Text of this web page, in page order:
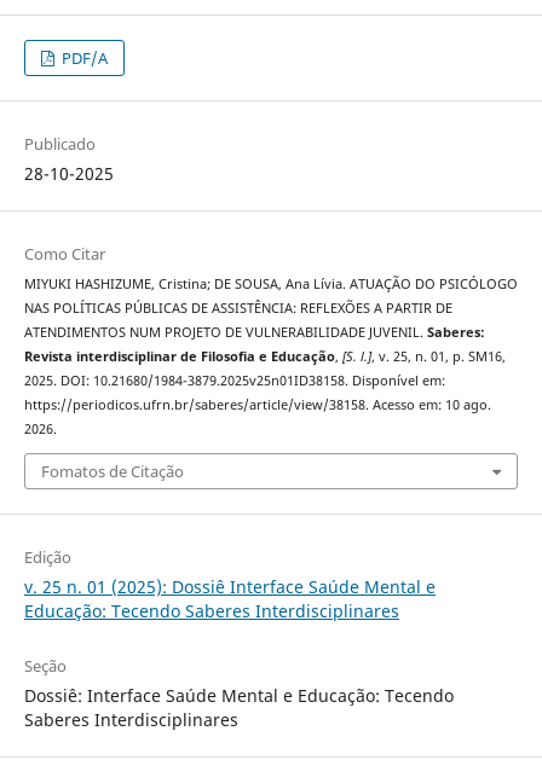
PDF/A
Publicado
28-10-2025
Como Citar
MIYUKI HASHIZUME, Cristina; DE SOUSA, Ana Lívia. ATUAÇÃO DO PSICÓLOGO
NAS POLÍTICAS PÚBLICAS DE ASSISTÊNCIA: REFLEXÕES A PARTIR DE
ATENDIMENTOS NUM PROJETO DE VULNERABILIDADE JUVENIL. Saberes:
Revista interdisciplinar de Filosofia e Educação, [S. l.], v. 25, n. 01, p. SM16,
2025. DOI: 10.21680/1984-3879.2025v25n01ID38158. Disponível em:
https://periodicos.ufrn.br/saberes/article/view/38158. Acesso em: 10 ago.
2026.
Fomatos de Citação
Edição
v. 25 n. 01 (2025): Dossiê Interface Saúde Mental e
Educação: Tecendo Saberes Interdisciplinares
Seção
Dossiê: Interface Saúde Mental e Educação: Tecendo
Saberes Interdisciplinares